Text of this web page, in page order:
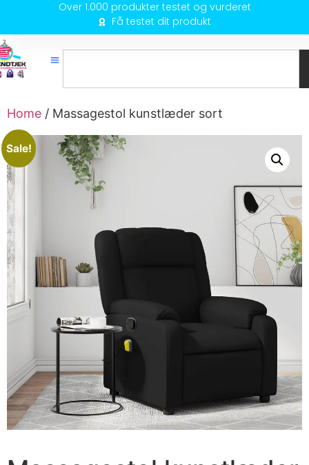
Over 1.000 produkter testet og vurderet
Få testet dit produkt
Home / Massagestol kunstlæder sort
Sale!